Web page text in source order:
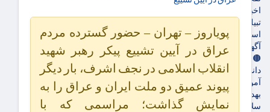
اخبار بورس
تبیلغات
استخدام
آگهی های دولتی
🟤جامعه
دانشگاه
آموزش و پرورش
بهداشت و درمان
سلامت
پویاروز – تهران – حضور گسترده مردم
عراق در آیین تشییع پیکر رهبر شهید
انقلاب اسلامی در نجف اشرف، بار دیگر
پیوند عمیق دو ملت ایران و عراق را به
نمایش گذاشت؛ مراسمی که با